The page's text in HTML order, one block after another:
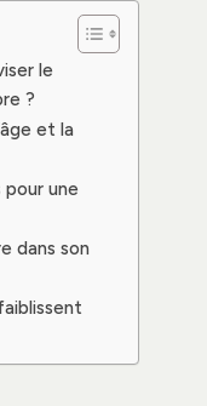
le
?
et la
une
dans son